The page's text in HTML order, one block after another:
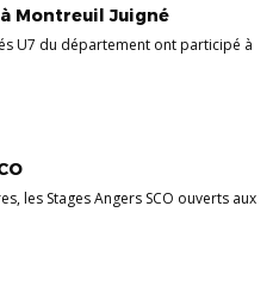
Montreuil Juigné
U7 du département ont participé à
les Stages Angers SCO ouverts aux